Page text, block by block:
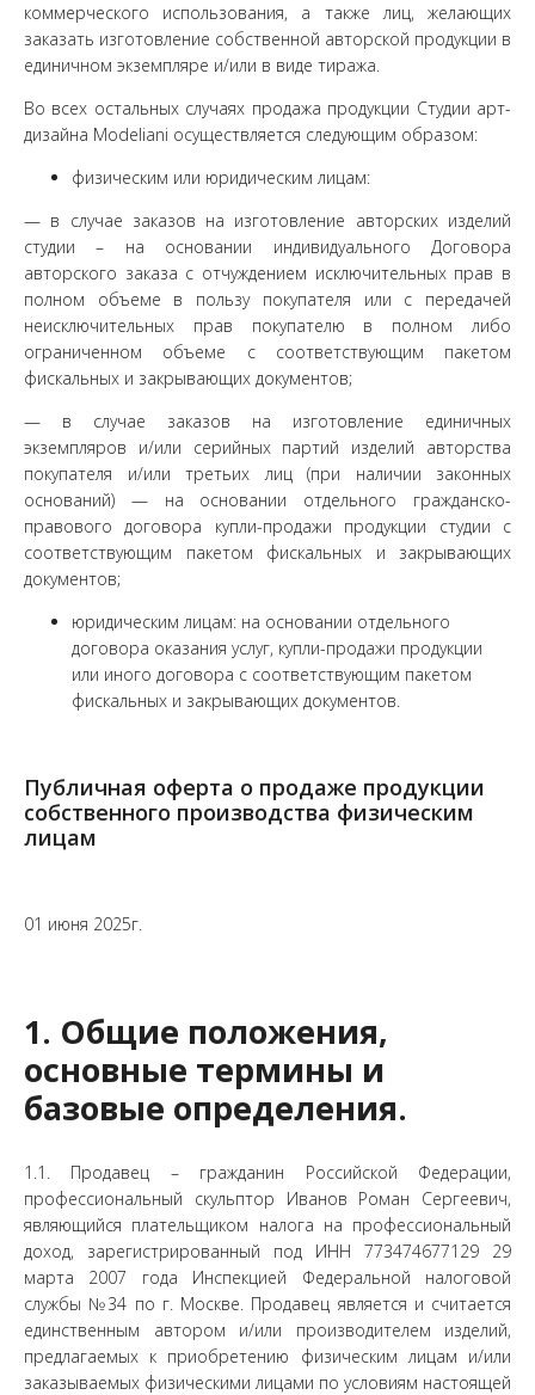
коммерческого использования, а также лиц, желающих
заказать изготовление собственной авторской продукции в
единичном экземпляре и/или в виде тиража.
Во всех остальных случаях продажа продукции Студии арт-
дизайна Modeliani осуществляется следующим образом:
физическим или юридическим лицам:
— в случае заказов на изготовление авторских изделий
студии – на основании индивидуального Договора
авторского заказа с отчуждением исключительных прав в
полном объеме в пользу покупателя или с передачей
неисключительных прав покупателю в полном либо
ограниченном объеме с соответствующим пакетом
фискальных и закрывающих документов;
— в случае заказов на изготовление единичных
экземпляров и/или серийных партий изделий авторства
покупателя и/или третьих лиц (при наличии законных
оснований) — на основании отдельного гражданско-
правового договора купли-продажи продукции студии с
соответствующим пакетом фискальных и закрывающих
документов;
юридическим лицам: на основании отдельного
договора оказания услуг, купли-продажи продукции
или иного договора с соответствующим пакетом
фискальных и закрывающих документов.
Публичная оферта о продаже продукции
собственного производства физическим
лицам
01 июня 2025г.
1. Общие положения,
основные термины и
базовые определения.
1.1. Продавец – гражданин Российской Федерации,
профессиональный скульптор Иванов Роман Сергеевич,
являющийся плательщиком налога на профессиональный
доход, зарегистрированный под ИНН 773474677129 29
марта 2007 года Инспекцией Федеральной налоговой
службы №34 по г. Москве. Продавец является и считается
единственным автором и/или производителем изделий,
предлагаемых к приобретению физическим лицам и/или
заказываемых физическими лицами по условиям настоящей